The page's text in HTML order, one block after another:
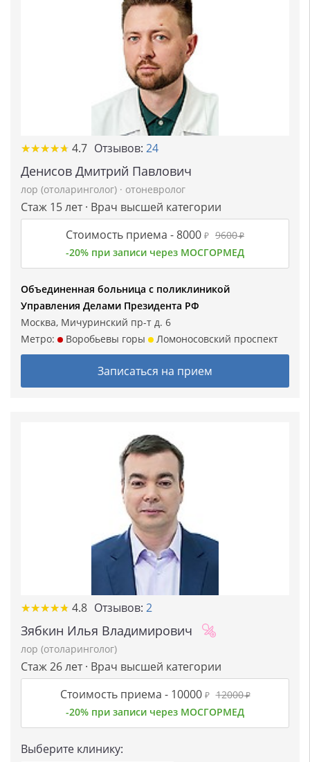
★★★★★
★★★★★ 4.7 Отзывов: 24
Денисов Дмитрий Павлович
лор (отоларинголог) · отоневролог
Стаж 15 лет · Врач высшей категории
Стоимость приема -8000 ₽ 9600₽
-20% при записи через МОСГОРМЕД
Объединенная больница с поликлиникой
Управления Делами Президента РФ
Москва, Мичуринский пр-т д. 6
Метро:
Воробьевы горы Ломоносовский проспект
Записаться на прием
★★★★★
★★★★★ 4.8 Отзывов: 2
Зябкин Илья Владимирович
лор (отоларинголог)
Стаж 26 лет · Врач высшей категории
Стоимость приема -10000 ₽ 12000₽
-20% при записи через МОСГОРМЕД
Выберите клинику: